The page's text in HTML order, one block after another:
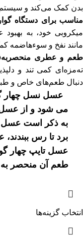
بدن کمک می‌کند و سیستم
مناسب برای دستگاه
میکروبی خود، به
مانند نفخ و سوءهاضمه
طعم و عطری
ته‌مزه‌ای کمی تند و
دنبال طعم‌های خاص و
عسل نسل چهار
می شود و از
به ذکر است عسل
برد تا رس
عسل تایپ چهار
طعم آن منحصر
انتخاب گزینه‌ها